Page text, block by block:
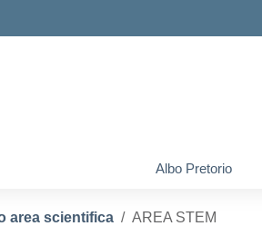
Albo Pretorio
area scientifica AREA STEM